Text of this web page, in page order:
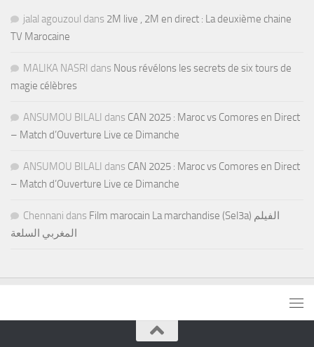
jalal agouzoul dans 2M live , 2M en direct : La deuxième chaine
TV Marocaine
MALIKA NASRI dans Nous révélons les secrets de six tours de
magie célèbres
ANSUMOU BILALI dans CAN 2025 : Maroc vs Comores en Direct
– Match d’Ouverture Live ce Dimanche
ANSUMOU BILALI dans CAN 2025 : Maroc vs Comores en Direct
– Match d’Ouverture Live ce Dimanche
Chennani dans Film marocain La marchandise (Sel3a) الفيلم
المغربي السلعة